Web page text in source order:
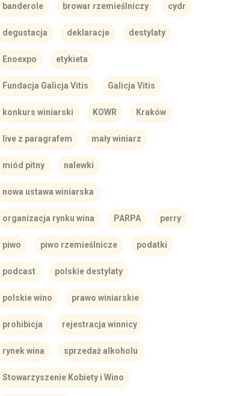
banderole browar rzemieślniczy cydr
degustacja deklaracje destylaty
Enoexpo etykieta
Fundacja Galicja Vitis Galicja Vitis
konkurs winiarski KOWR Kraków
live z paragrafem mały winiarz
miód pitny nalewki
nowa ustawa winiarska
organizacja rynku wina PARPA perry
piwo piwo rzemieślnicze podatki
podcast polskie destylaty
polskie wino prawo winiarskie
prohibicja rejestracja winnicy
rynek wina sprzedaż alkoholu
Stowarzyszenie Kobiety i Wino